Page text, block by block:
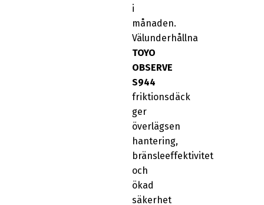
i
månaden.
Välunderhållna
TOYO
OBSERVE
S944
friktionsdäck
ger
överlägsen
hantering,
bränsleeffektivitet
och
ökad
säkerhet